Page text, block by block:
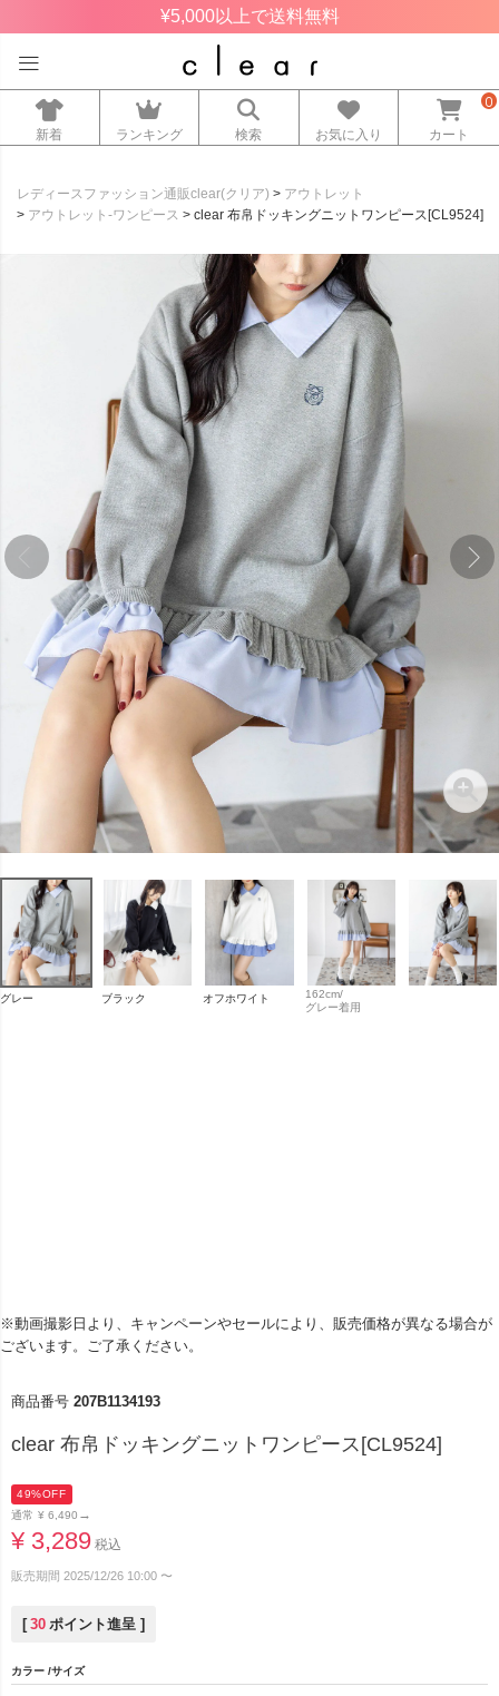
¥5,000以上で送料無料
新着 ランキング 検索 お気に入り カート
0
レディースファッション通販clear(クリア)
アウトレット
アウトレット-ワンピース
clear 布帛ドッキングニットワンピース[CL9524]
グレー ブラック オフホワイト
162cm/
グレー着用
※動画撮影日より、キャンペーンやセールにより、販売価格が異なる場合が
ございます。ご了承ください。
商品番号 207B1134193
clear 布帛ドッキングニットワンピース[CL9524]
49%OFF
通常 ¥ 6,490 →
¥ 3,289 税込
販売期間 2025/12/26 10:00 〜
[ 30 ポイント進呈 ]
カラー サイズ